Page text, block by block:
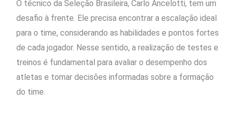
O técnico da Seleção Brasileira, Carlo Ancelotti, tem um
desafio à frente. Ele precisa encontrar a escalação ideal
para o time, considerando as habilidades e pontos fortes
de cada jogador. Nesse sentido, a realização de testes e
treinos é fundamental para avaliar o desempenho dos
atletas e tomar decisões informadas sobre a formação
do time.